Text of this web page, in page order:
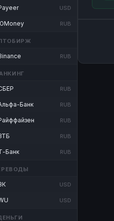
USD
RUB
RUB
RUB
Банк RUB
RUB
RUB
Банк RUB
USD
USD